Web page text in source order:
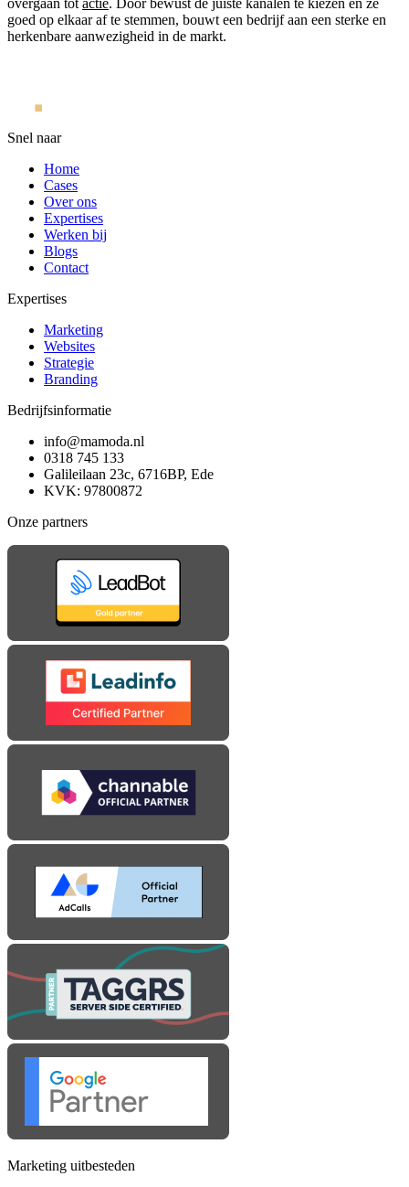
goed op elkaar af te stemmen, bouwt een bedrijf aan een sterke en
herkenbare aanwezigheid in de markt.
Snel naar
Home
Cases
Over ons
Expertises
Werken bij
Blogs
Contact
Expertises
Marketing
Websites
Strategie
Branding
Bedrijfsinformatie
info@mamoda.nl
0318 745 133
Galileilaan 23c, 6716BP, Ede
KVK: 97800872
Onze partners
Marketing uitbesteden